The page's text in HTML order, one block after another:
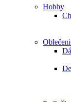
Hobby